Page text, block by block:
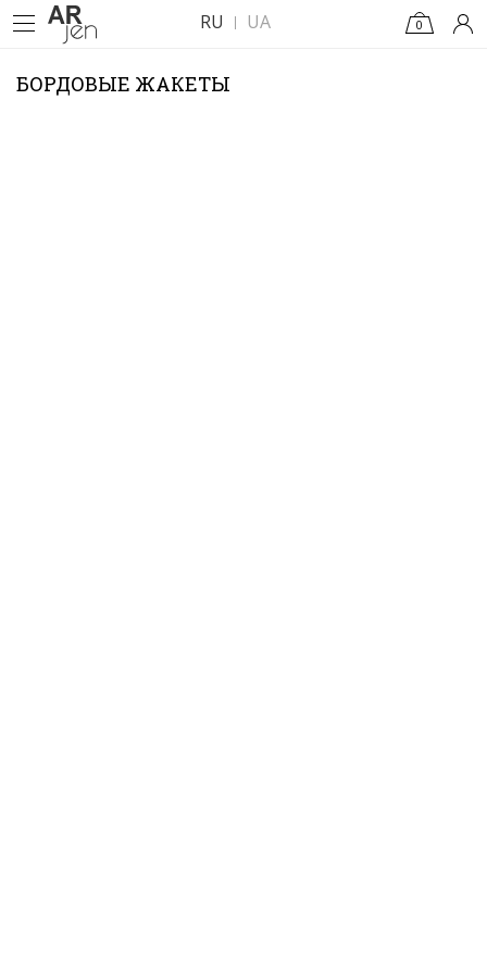
RU UA 0
БОРДОВЫЕ ЖАКЕТЫ